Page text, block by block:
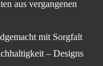
aus vergangenen
mit Sorgfalt
– Designs